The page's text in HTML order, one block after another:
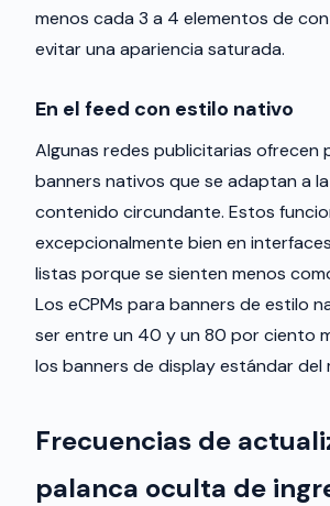
menos cada 3 a 4 elementos de
evitar una apariencia saturada.
En el feed con estilo nativo
Algunas redes publicitarias ofrecen
banners nativos que se adaptan a
contenido circundante. Estos
excepcionalmente bien en
listas porque se sienten menos
Los eCPMs para banners de estilo
ser entre un 40 y un 80 por ciento
los banners de display estándar del
Frecuencias de
palanca oculta de